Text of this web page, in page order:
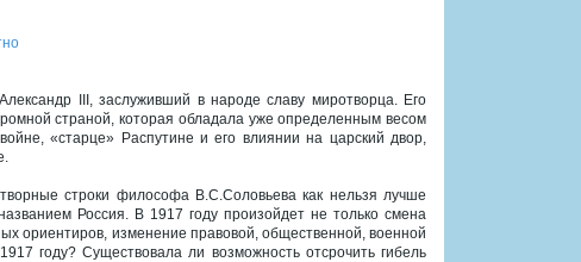
III, заслуживший в народе славу миротворца. Его
страной, которая обладала уже определенным весом
«старце» Распутине и его влиянии на царский двор,
строки философа В.С.Соловьева как нельзя лучше
Россия. В 1917 году произойдет не только смена
ориентиров, изменение правовой, общественной, военной
году? Существовала ли возможность отсрочить гибель